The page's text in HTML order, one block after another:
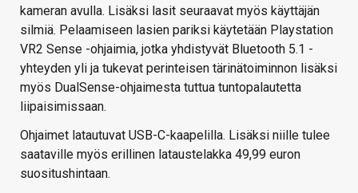
kameran avulla. Lisäksi lasit seuraavat myös käyttäjän
silmiä. Pelaamiseen lasien pariksi käytetään Playstation
VR2 Sense -ohjaimia, jotka yhdistyvät Bluetooth 5.1 -
yhteyden yli ja tukevat perinteisen tärinätoiminnon lisäksi
myös DualSense-ohjaimesta tuttua tuntopalautetta
liipaisimissaan.
Ohjaimet latautuvat USB-C-kaapelilla. Lisäksi niille tulee
saataville myös erillinen lataustelakka 49,99 euron
suositushintaan.